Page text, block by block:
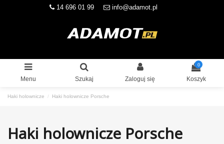
14 696 01 99 info@adamot.pl
Menu Szukaj Zaloguj się
0
Koszyk
Haki holownicze Haki holownicze Porsche
Haki holownicze Porsche